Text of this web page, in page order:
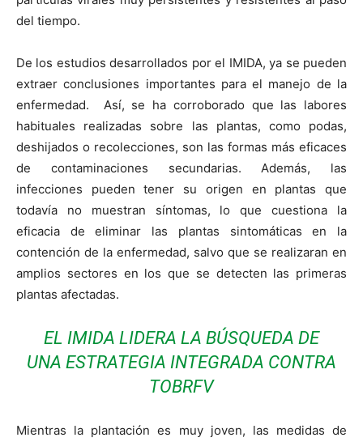
del tiempo.
De los estudios desarrollados por el IMIDA, ya se pueden
extraer conclusiones importantes para el manejo de la
enfermedad. Así, se ha corroborado que las labores
habituales realizadas sobre las plantas, como podas,
deshijados o recolecciones, son las formas más eficaces
de contaminaciones secundarias. Además, las
infecciones pueden tener su origen en plantas que
todavía no muestran síntomas, lo que cuestiona la
eficacia de eliminar las plantas sintomáticas en la
contención de la enfermedad, salvo que se realizaran en
amplios sectores en los que se detecten las primeras
plantas afectadas.
EL IMIDA LIDERA LA BÚSQUEDA DE
UNA ESTRATEGIA INTEGRADA CONTRA
TOBRFV
Mientras la plantación es muy joven, las medidas de